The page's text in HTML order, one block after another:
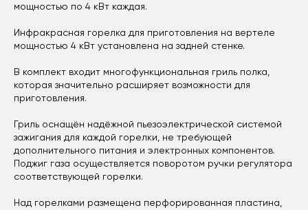
мощностью по 4 кВт каждая.
Инфракрасная горелка для приготовления на вертеле
мощностью 4 кВт установлена на задней стенке.
В комплект входит многофункциональная гриль полка,
которая значительно расширяет возможности для
приготовления.
Гриль оснащён надёжной пьезоэлектрической системой
зажигания для каждой горелки, не требующей
дополнительного питания и электронных компонентов.
Поджиг газа осуществляется поворотом ручки регулятора
соответствующей горелки.
Над горелками размещена перфорированная пластина,